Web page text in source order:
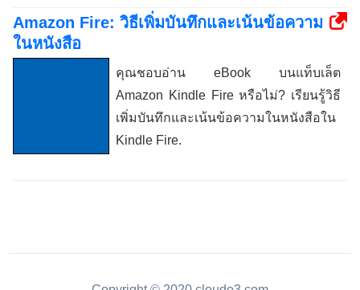
Amazon Fire: วิธีเพิ่มบันทึกและเน้นข้อความ
ในหนังสือ
คุณชอบอ่าน eBook บนแท็บเล็ต
Amazon Kindle Fire หรือไม่? เรียนรู้วิธี
เพิ่มบันทึกและเน้นข้อความในหนังสือใน
Kindle Fire.